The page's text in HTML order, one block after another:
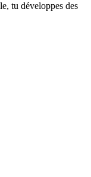
tu développes des